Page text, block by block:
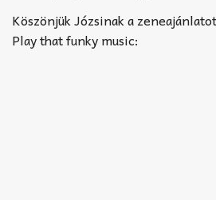
Akkord-kotta
TABok
Köszönjük Józsinak a
Play that funky music: